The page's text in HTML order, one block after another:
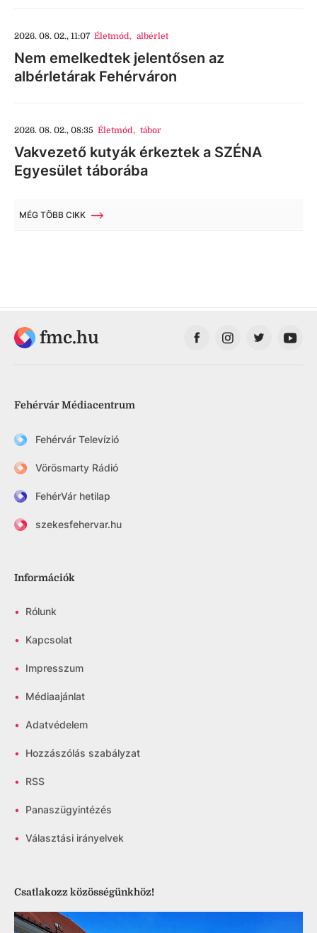
2026. 08. 02., 11:07 Életmód, albérlet
Nem emelkedtek jelentősen az
albérletárak Fehérváron
2026. 08. 02., 08:35 Életmód, tábor
Vakvezető kutyák érkeztek a SZÉNA
Egyesület táborába
MÉG TÖBB CIKK
fmc.hu
Fehérvár Médiacentrum
Fehérvár Televízió
Vörösmarty Rádió
FehérVár hetilap
szekesfehervar.hu
Információk
• Rólunk
• Kapcsolat
• Impresszum
• Médiaajánlat
• Adatvédelem
• Hozzászólás szabályzat
• RSS
• Panaszügyintézés
• Választási irányelvek
Csatlakozz közösségünkhöz!